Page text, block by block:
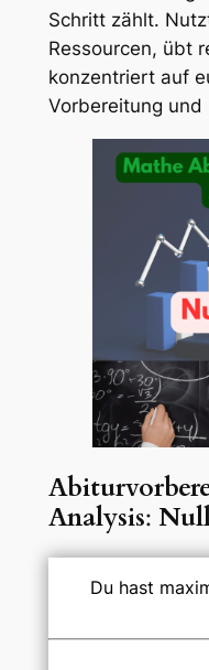
Schritt zählt.
Ressourcen, übt
konzentriert auf
Vorbereitung und
Analysis:
Du hast